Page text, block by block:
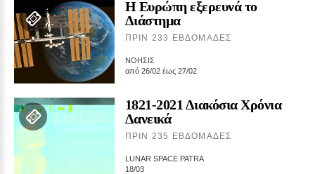
Η Ευρώπη εξερευνά το
Διάστημα
ΠΡΙΝ 233 ΕΒΔΟΜΆΔΕΣ
ΝΟΗΣΙΣ
από 26/02 έως 27/02
1821‑2021 Διακόσια Χρόνια
Δανεικά
ΠΡΙΝ 235 ΕΒΔΟΜΆΔΕΣ
LUNAR SPACE PATRA
18/03